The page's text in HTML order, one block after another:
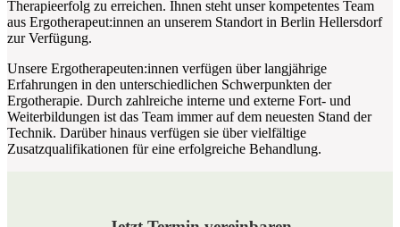
Therapieerfolg zu erreichen. Ihnen steht unser kompetentes Team
aus Ergotherapeut:innen an unserem Standort in Berlin Hellersdorf
zur Verfügung.
Unsere Ergotherapeuten:innen verfügen über langjährige
Erfahrungen in den unterschiedlichen Schwerpunkten der
Ergotherapie. Durch zahlreiche interne und externe Fort- und
Weiterbildungen ist das Team immer auf dem neuesten Stand der
Technik. Darüber hinaus verfügen sie über vielfältige
Zusatzqualifikationen für eine erfolgreiche Behandlung.